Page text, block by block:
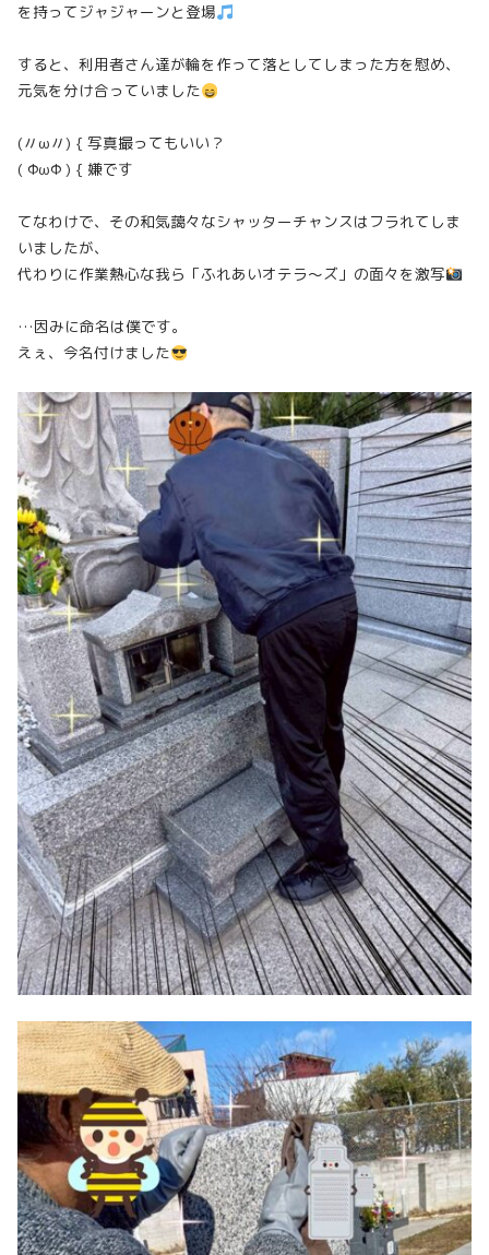
を持ってジャジャーンと登場
すると、利用者さん達が輪を作って落としてしまった方を慰め、
元気を分け合っていました
(〃ω〃) { 写真撮ってもいい？
( ΦωΦ ) { 嫌です
てなわけで、その和気藹々なシャッターチャンスはフラれてしま
いましたが、
代わりに作業熱心な我ら「ふれあいオテラ～ズ」の面々を激写
…因みに命名は僕です。
えぇ、今名付けました